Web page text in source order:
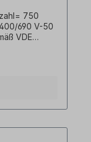
750
690 V-50
VDE